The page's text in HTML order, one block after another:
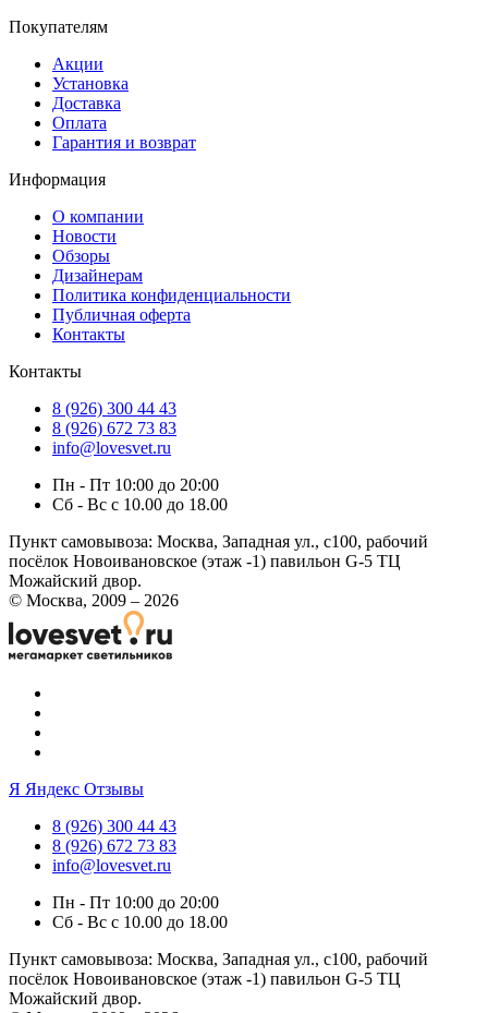
Покупателям
Акции
Установка
Доставка
Оплата
Гарантия и возврат
Информация
О компании
Новости
Обзоры
Дизайнерам
Политика конфиденциальности
Публичная оферта
Контакты
Контакты
8 (926) 300 44 43
8 (926) 672 73 83
info@lovesvet.ru
Пн - Пт 10:00 до 20:00
Сб - Вс с 10.00 до 18.00
Пункт самовывоза: Москва, Западная ул., с100, рабочий
посёлок Новоивановское (этаж -1) павильон G-5 ТЦ
Можайский двор.
© Москва, 2009 – 2026
Я Яндекс Отзывы
8 (926) 300 44 43
8 (926) 672 73 83
info@lovesvet.ru
Пн - Пт 10:00 до 20:00
Сб - Вс с 10.00 до 18.00
Пункт самовывоза: Москва, Западная ул., с100, рабочий
посёлок Новоивановское (этаж -1) павильон G-5 ТЦ
Можайский двор.